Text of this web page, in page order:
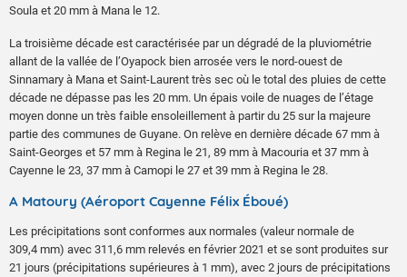
Soula et 20 mm à Mana le 12.
La troisième décade est caractérisée par un dégradé de la pluviométrie
allant de la vallée de l’Oyapock bien arrosée vers le nord-ouest de
Sinnamary à Mana et Saint-Laurent très sec où le total des pluies de cette
décade ne dépasse pas les 20 mm. Un épais voile de nuages de l’étage
moyen donne un très faible ensoleillement à partir du 25 sur la majeure
partie des communes de Guyane. On relève en dernière décade 67 mm à
Saint-Georges et 57 mm à Regina le 21, 89 mm à Macouria et 37 mm à
Cayenne le 23, 37 mm à Camopi le 27 et 39 mm à Regina le 28.
A Matoury (Aéroport Cayenne Félix Éboué)
Les précipitations sont conformes aux normales (valeur normale de
309,4 mm) avec 311,6 mm relevés en février 2021 et se sont produites sur
21 jours (précipitations supérieures à 1 mm), avec 2 jours de précipitations